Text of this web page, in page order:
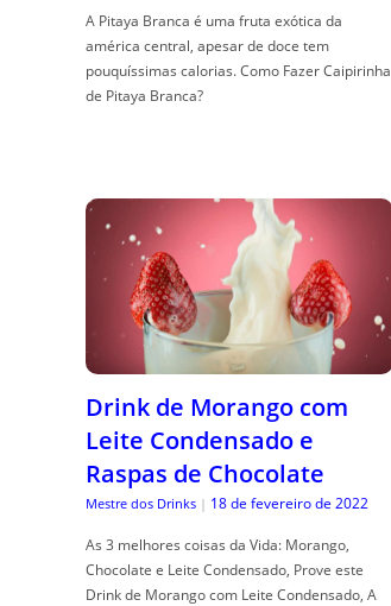
A Pitaya Branca é uma fruta exótica da
américa central, apesar de doce tem
pouquíssimas calorias. Como Fazer Caipirinha
de Pitaya Branca?
Drink de Morango com
Leite Condensado e
Raspas de Chocolate
Mestre dos Drinks | 18 de fevereiro de 2022
As 3 melhores coisas da Vida: Morango,
Chocolate e Leite Condensado, Prove este
Drink de Morango com Leite Condensado, A